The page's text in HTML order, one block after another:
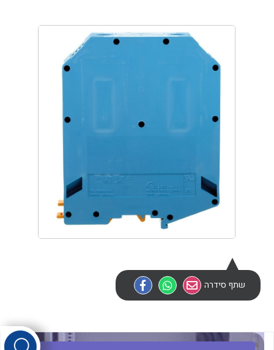
מטענים לרכב חשמלי
פתרונות לתחום הסולארי
לכל מוצרי היצרן לכל מוצרי היצרן
לכל מוצרי היצרן
לכל מוצרי היצרן
שתף סידרה